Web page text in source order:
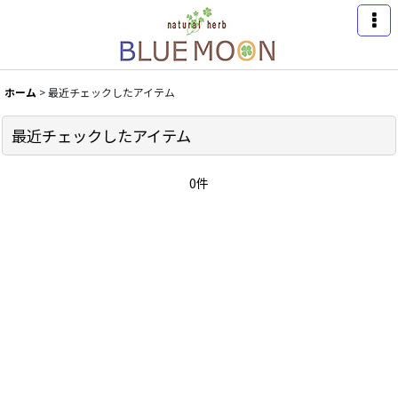
ホーム >最近チェックしたアイテム
最近チェックしたアイテム
0件